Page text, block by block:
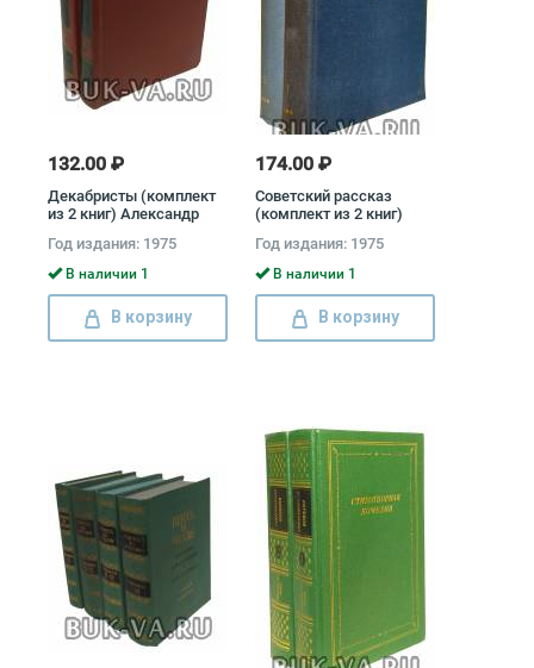
132.00 ₽
Декабристы (комплект
из 2 книг) Александр
Вильгельм
Кюхельбекер, Павел
Катенин, Владимир
Раевский, Александр
Одоевский, Федор
Глинка
Год издания: 1975
В наличии 1
В корзину
174.00 ₽
Советский рассказ
(комплект из 2 книг)
Эренбург
Год издания: 1975
В наличии 1
В корзину